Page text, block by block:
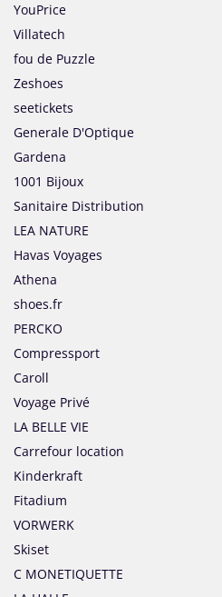
YouPrice
Villatech
fou de Puzzle
Zeshoes
seetickets
Generale D'Optique
Gardena
1001 Bijoux
Sanitaire Distribution
LEA NATURE
Havas Voyages
Athena
shoes.fr
PERCKO
Compressport
Caroll
Voyage Privé
LA BELLE VIE
Carrefour location
Kinderkraft
Fitadium
VORWERK
Skiset
C MONETIQUETTE